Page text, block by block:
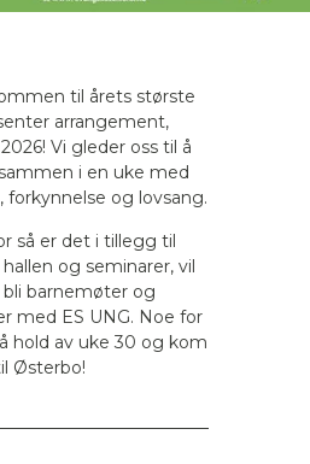
til årets største
arrangement,
Vi gleder oss til å
i en uke med
forkynnelse og lovsang.
så er det i tillegg til
og seminarer, vil
barnemøter og
med ES UNG. Noe for
hold av uke 30 og kom
Østerbo!